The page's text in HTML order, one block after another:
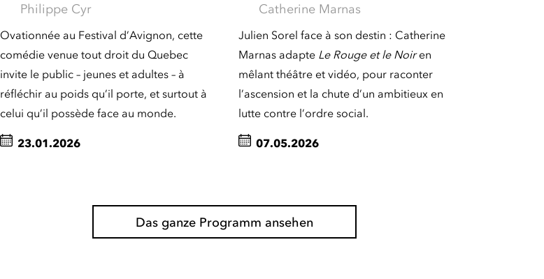
Philippe Cyr
Ovationnée au Festival d’Avignon, cette
comédie venue tout droit du Quebec
invite le public – jeunes et adultes – à
réfléchir au poids qu’il porte, et surtout à
celui qu’il possède face au monde.
23.01.2026
Catherine Marnas
Julien Sorel face à son destin : Catherine
Marnas adapte Le Rouge et le Noiren
mêlant théâtre et vidéo, pour raconter
l’ascension et la chute d’un ambitieux en
lutte contre l’ordre social.
07.05.2026
Das ganze Programm ansehen